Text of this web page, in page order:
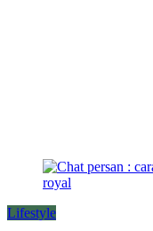
Lifestyle